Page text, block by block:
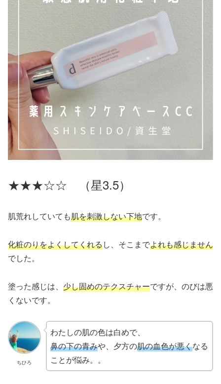
★★★☆☆ （星3.5）
肌荒れしていても肌を刺激しない下地です。
化粧のりをよくしてくれるし、そこまでよれも感じません
でした。
塗った感じは、 少し固めのテクスチャーですが、のびは悪
くないです。
ちひろ
わたしの肌の色は白めで、
鼻の下の青みや、夕方の肌の血色が悪くなる
ことが悩み。。